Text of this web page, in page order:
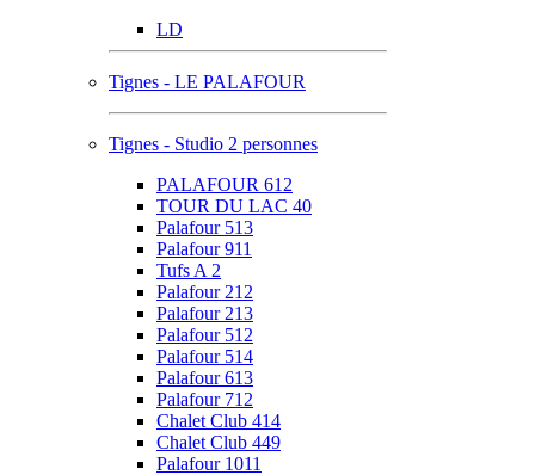
LD
Tignes - LE PALAFOUR
Tignes - Studio 2 personnes
PALAFOUR 612
TOUR DU LAC 40
Palafour 513
Palafour 911
Tufs A 2
Palafour 212
Palafour 213
Palafour 512
Palafour 514
Palafour 613
Palafour 712
Chalet Club 414
Chalet Club 449
Palafour 1011